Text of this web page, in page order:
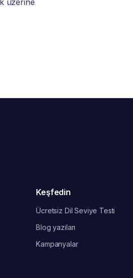
Keşfedin
Ücretsiz Dil Seviye Testi
Blog yazıları
Kampanyalar